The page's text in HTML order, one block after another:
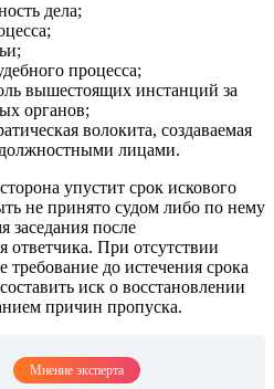
дела;
процесса;
вышестоящих инстанций за
органов;
волокита, создаваемая
лицами.
упустит срок искового
не принято судом либо по нему
заседания после
ответчика. При отсутствии
требование до истечения срока
иск о восстановлении
причин пропуска.
Мнение эксперта